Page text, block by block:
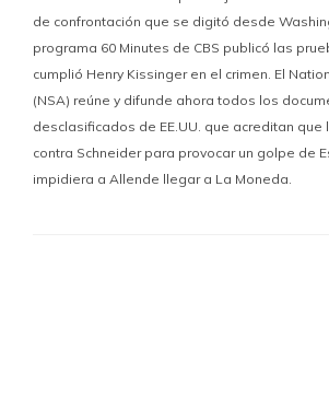
de confrontación que se digitó desde
programa 60 Minutes de CBS publicó las
cumplió Henry Kissinger en el crimen. El
(NSA) reúne y difunde ahora todos los
desclasificados de EE.UU. que acreditan que
contra Schneider para provocar un golpe de
impidiera a Allende llegar a La Moneda.